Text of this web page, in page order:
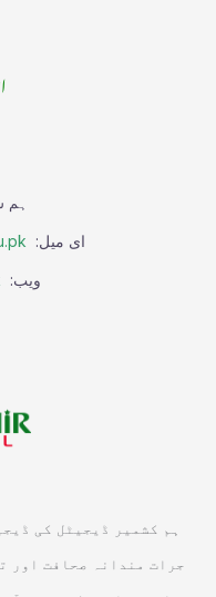
ہم
ای میل:
ویب:
ہم کشمیر ڈیجیٹل کی
جرات مندانہ صحافت اور